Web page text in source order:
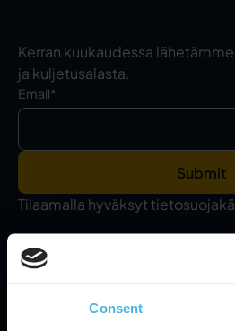
Consent
Kerran kuukaudessa
ja kuljetusalasta.
Email*
Tilaamalla hyväksyt